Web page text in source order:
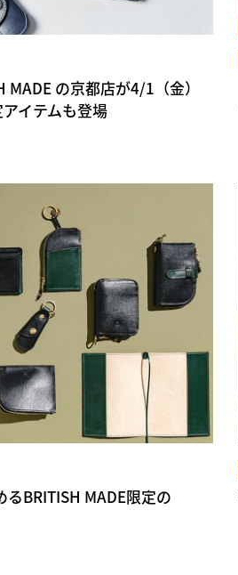
の京都店が4/1（金）
イテムも登場
BRITISH MADE限定の